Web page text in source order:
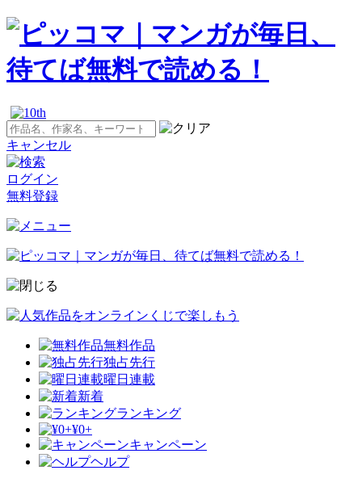
キャンセル
ログイン
無料登録
無料作品
独占先行
曜日連載
新着
ランキング
¥0+
キャンペーン
ヘルプ